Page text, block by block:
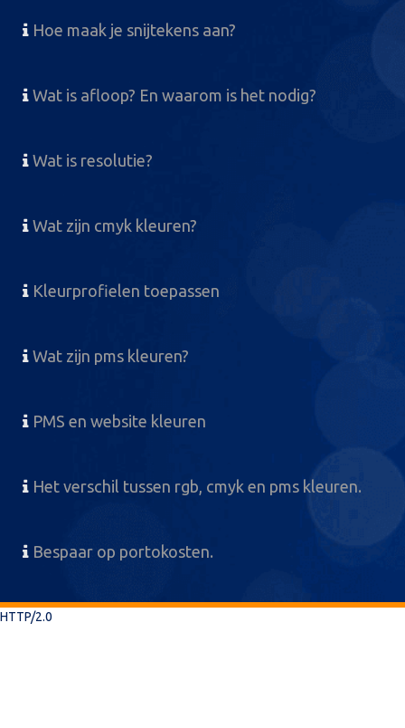
Hoe maak je snijtekens aan?
Wat is afloop? En waarom is het nodig?
Wat is resolutie?
Wat zijn cmyk kleuren?
Kleurprofielen toepassen
Wat zijn pms kleuren?
PMS en website kleuren
Het verschil tussen rgb, cmyk en pms kleuren.
Bespaar op portokosten.
HTTP/2.0